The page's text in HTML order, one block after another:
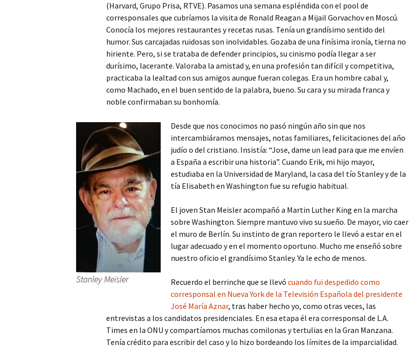
(Harvard, Grupo Prisa, RTVE). Pasamos una semana espléndida con el pool de
corresponsales que cubríamos la visita de Ronald Reagan a Mijail Gorvachov en Moscú.
Conocía los mejores restaurantes y recetas rusas. Tenía un grandísimo sentido del
humor. Sus carcajadas ruidosas son inolvidables. Gozaba de una finísima ironía, tierna no
hiriente. Pero, si se trataba de defender principios, su cinismo podía llegar a ser
durísimo, lacerante. Valoraba la amistad y, en una profesión tan difícil y competitiva,
practicaba la lealtad con sus amigos aunque fueran colegas. Era un hombre cabal y,
como Machado, en el buen sentido de la palabra, bueno. Su cara y su mirada franca y
noble confirmaban su bonhomía.
Stanley Meisler
Desde que nos conocimos no pasó ningún año sin que nos
intercambiáramos mensajes, notas familiares, felicitaciones del año
judío o del cristiano. Insistía: “Jose, dame un lead para que me envíen
a España a escribir una historia”. Cuando Erik, mi hijo mayor,
estudiaba en la Universidad de Maryland, la casa del tío Stanley y de la
tía Elisabeth en Washington fue su refugio habitual.
El joven Stan Meisler acompañó a Martin Luther King en la marcha
sobre Washington. Siempre mantuvo vivo su sueño. De mayor, vio caer
el muro de Berlín. Su instinto de gran reportero le llevó a estar en el
lugar adecuado y en el momento oportuno. Mucho me enseñó sobre
nuestro oficio el grandísimo Stanley. Ya le echo de menos.
Recuerdo el berrinche que se llevó cuando fui despedido como
corresponsal en Nueva York de la Televisión Española del presidente
José María Aznar, tras haber hecho yo, como otras veces, las
entrevistas a los candidatos presidenciales. En esa etapa él era corresponsal de L.A.
Times en la ONU y compartíamos muchas comilonas y tertulias en la Gran Manzana.
Tenía crédito para escribir del caso y lo hizo bordeando los límites de la imparcialidad.